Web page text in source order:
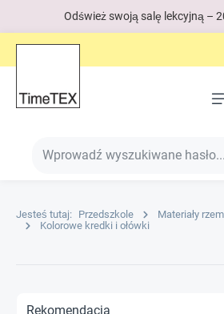
Odśwież swoją salę lekcyjną –
Jesteś tutaj: Przedszkole Materiały
Kolorowe kredki i ołówki